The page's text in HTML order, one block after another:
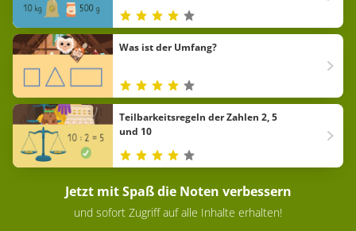
Was ist der Umfang?
Teilbarkeitsregeln der Zahlen 2, 5
und 10
Jetzt mit Spaß die Noten verbessern
und sofort Zugriff auf alle Inhalte erhalten!